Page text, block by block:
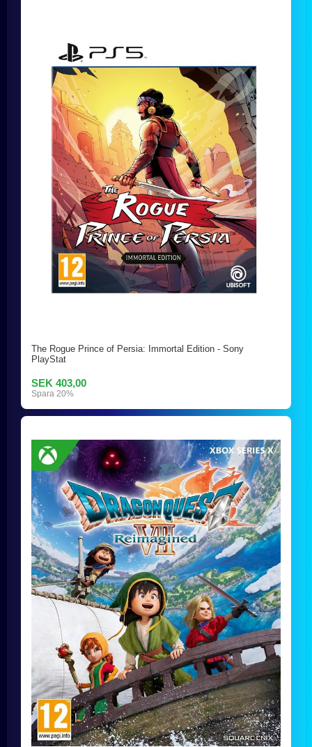
The Rogue Prince of Persia: Immortal Edition - Sony
PlayStat
SEK 403,00
Spara 20%